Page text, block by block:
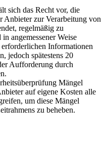
sich das Recht vor, die
Anbieter zur Verarbeitung von
regelmäßig zu
angemessener Weise
Informationen
jedoch spätestens 20
Aufforderung durch
Mängel
auf eigene Kosten alle
um diese Mängel
zu beheben.